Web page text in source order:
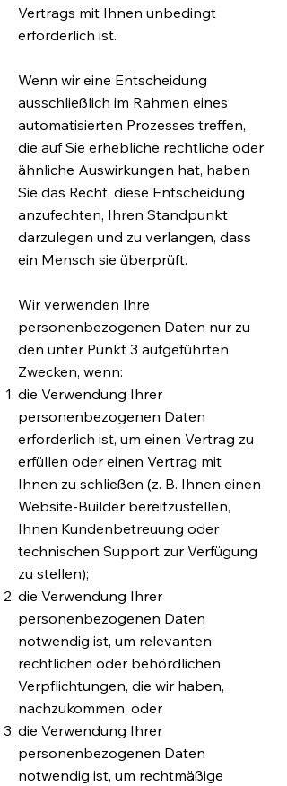
Vertrags mit Ihnen unbedingt
erforderlich ist.
Wenn wir eine Entscheidung
ausschließlich im Rahmen eines
automatisierten Prozesses treffen,
die auf Sie erhebliche rechtliche oder
ähnliche Auswirkungen hat, haben
Sie das Recht, diese Entscheidung
anzufechten, Ihren Standpunkt
darzulegen und zu verlangen, dass
ein Mensch sie überprüft.
Wir verwenden Ihre
personenbezogenen Daten nur zu
den unter Punkt 3 aufgeführten
Zwecken, wenn:
die Verwendung Ihrer
personenbezogenen Daten
erforderlich ist, um einen Vertrag zu
erfüllen oder einen Vertrag mit
Ihnen zu schließen (z. B. Ihnen einen
Website-Builder bereitzustellen,
Ihnen Kundenbetreuung oder
technischen Support zur Verfügung
zu stellen);
die Verwendung Ihrer
personenbezogenen Daten
notwendig ist, um relevanten
rechtlichen oder behördlichen
Verpflichtungen, die wir haben,
nachzukommen, oder
die Verwendung Ihrer
personenbezogenen Daten
notwendig ist, um rechtmäßige